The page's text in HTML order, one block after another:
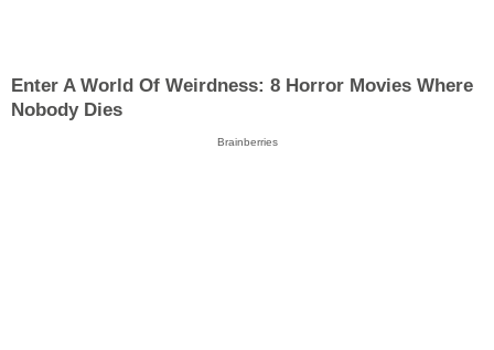
Enter A World Of Weirdness: 8 Horror Movies Where
Nobody Dies
Brainberries